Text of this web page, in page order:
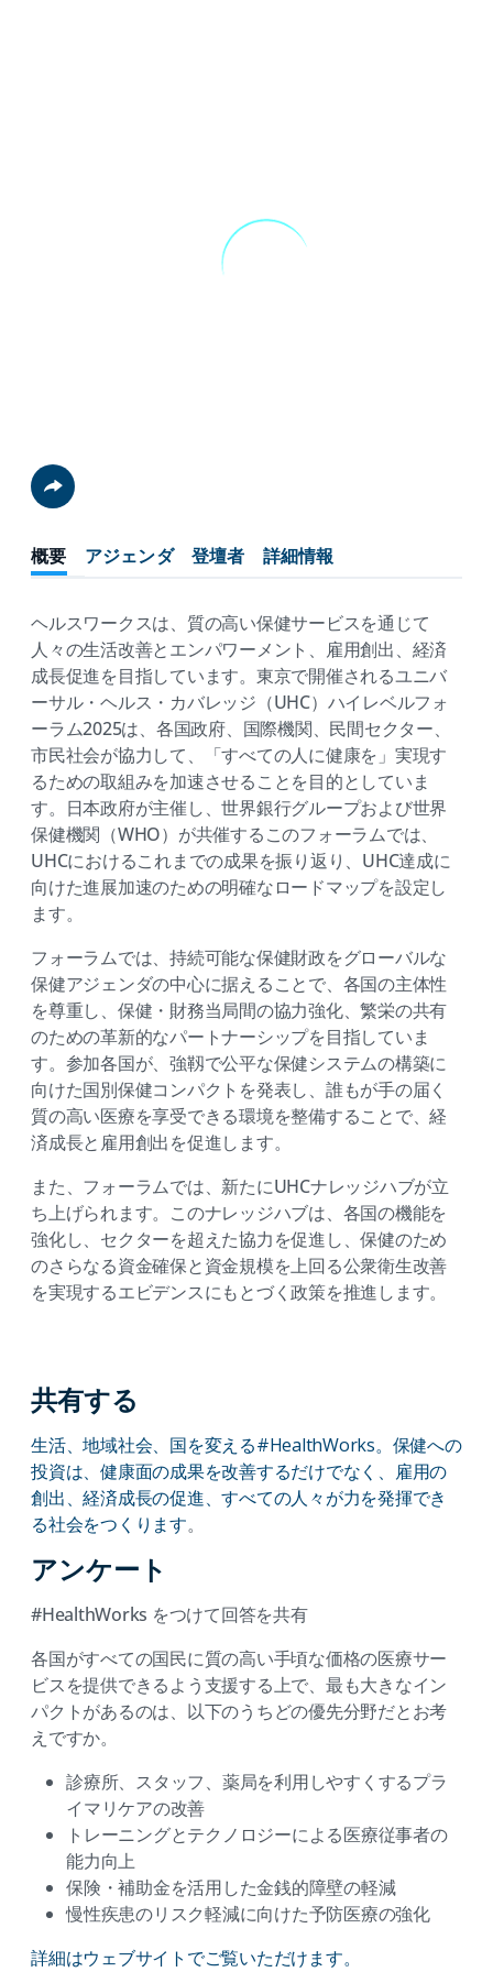
Share
概要 アジェンダ 登壇者 詳細情報
ヘルスワークスは、質の高い保健サービスを通じて
人々の生活改善とエンパワーメント、雇用創出、経済
成長促進を目指しています。東京で開催されるユニバ
ーサル・ヘルス・カバレッジ（UHC）ハイレベルフォ
ーラム2025は、各国政府、国際機関、民間セクター、
市民社会が協力して、「すべての人に健康を」実現す
るための取組みを加速させることを目的としていま
す。日本政府が主催し、世界銀行グループおよび世界
保健機関（WHO）が共催するこのフォーラムでは、
UHCにおけるこれまでの成果を振り返り、UHC達成に
向けた進展加速のための明確なロードマップを設定し
ます。
フォーラムでは、持続可能な保健財政をグローバルな
保健アジェンダの中心に据えることで、各国の主体性
を尊重し、保健・財務当局間の協力強化、繁栄の共有
のための革新的なパートナーシップを目指していま
す。参加各国が、強靱で公平な保健システムの構築に
向けた国別保健コンパクトを発表し、誰もが手の届く
質の高い医療を享受できる環境を整備することで、経
済成長と雇用創出を促進します。
また、フォーラムでは、新たにUHCナレッジハブが立
ち上げられます。このナレッジハブは、各国の機能を
強化し、セクターを超えた協力を促進し、保健のため
のさらなる資金確保と資金規模を上回る公衆衛生改善
を実現するエビデンスにもとづく政策を推進します。
共有する
生活、地域社会、国を変える#HealthWorks。保健への
投資は、健康面の成果を改善するだけでなく、雇用の
創出、経済成長の促進、すべての人々が力を発揮でき
る社会をつくります。
アンケート
#HealthWorks をつけて回答を共有
各国がすべての国民に質の高い手頃な価格の医療サー
ビスを提供できるよう支援する上で、最も大きなイン
パクトがあるのは、以下のうちどの優先分野だとお考
えですか。
診療所、スタッフ、薬局を利用しやすくするプラ
イマリケアの改善
トレーニングとテクノロジーによる医療従事者の
能力向上
保険・補助金を活用した金銭的障壁の軽減
慢性疾患のリスク軽減に向けた予防医療の強化
詳細はウェブサイトでご覧いただけます。